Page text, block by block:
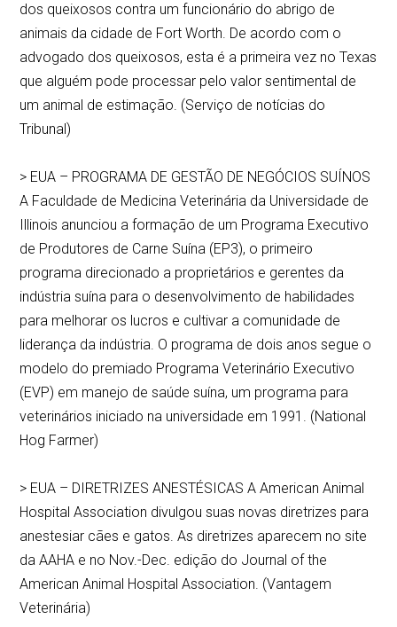
dos queixosos contra um funcionário do abrigo de
animais da cidade de Fort Worth. De acordo com o
advogado dos queixosos, esta é a primeira vez no Texas
que alguém pode processar pelo valor sentimental de
um animal de estimação. (Serviço de notícias do
Tribunal)
> EUA – PROGRAMA DE GESTÃO DE NEGÓCIOS SUÍNOS
A Faculdade de Medicina Veterinária da Universidade de
Illinois anunciou a formação de um Programa Executivo
de Produtores de Carne Suína (EP3), o primeiro
programa direcionado a proprietários e gerentes da
indústria suína para o desenvolvimento de habilidades
para melhorar os lucros e cultivar a comunidade de
liderança da indústria. O programa de dois anos segue o
modelo do premiado Programa Veterinário Executivo
(EVP) em manejo de saúde suína, um programa para
veterinários iniciado na universidade em 1991. (National
Hog Farmer)
> EUA – DIRETRIZES ANESTÉSICAS A American Animal
Hospital Association divulgou suas novas diretrizes para
anestesiar cães e gatos. As diretrizes aparecem no site
da AAHA e no Nov.-Dec. edição do Journal of the
American Animal Hospital Association. (Vantagem
Veterinária)